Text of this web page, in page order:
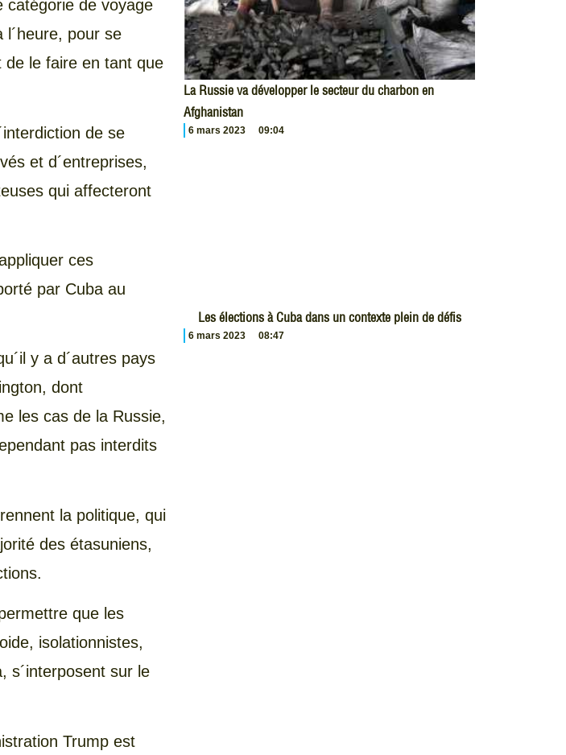
catégorie de voyage
l´heure, pour se
de le faire en tant que
de se
et d´entreprises,
qui affecteront
ces
par Cuba au
y a d´autres pays
dont
les cas de la Russie,
pas interdits
la politique, qui
des étasuniens,
que les
isolationnistes,
s´interposent sur le
Trump est
La Russie va développer le secteur du charbon en
Afghanistan
6 mars 2023 09:04
Les élections à Cuba dans un contexte plein de défis
6 mars 2023 08:47